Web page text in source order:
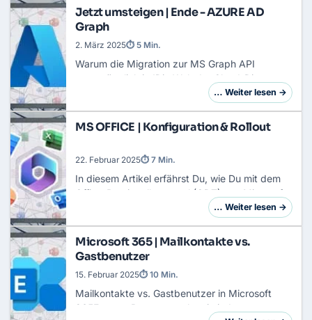
PowerPoint umfasst die Su…
Jetzt umsteigen | Ende - AZURE AD
Graph
Warum die Migration zur MS Graph API
unumgänglich ist!Die Welt der Cloud-Dienste
und der Identitätsverwaltung ist im ständigen
Azure AD…
2. März 2025⏱ 5 Min.
… Weiter lesen →
MS OFFICE | Konfiguration & Rollout
In diesem Artikel erfährst Du, wie Du mit dem
Office-Bereitstellungstool (ODT) von Microsoft
365 Apps effizient, flexibel und individuell auf
22. Februar 2025⏱ 7 Min.
… Weiter lesen →
Microsoft 365 | Mailkontakte vs.
Gastbenutzer
Mailkontakte vs. Gastbenutzer in Microsoft
365Externe Partner tauchen in jedem
15. Februar 2025⏱ 10 Min.